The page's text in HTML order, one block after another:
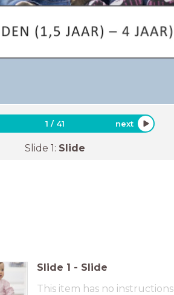
1 / 41 next
Slide 1: Slide
Slide 1 - Slide
This item has no instructions